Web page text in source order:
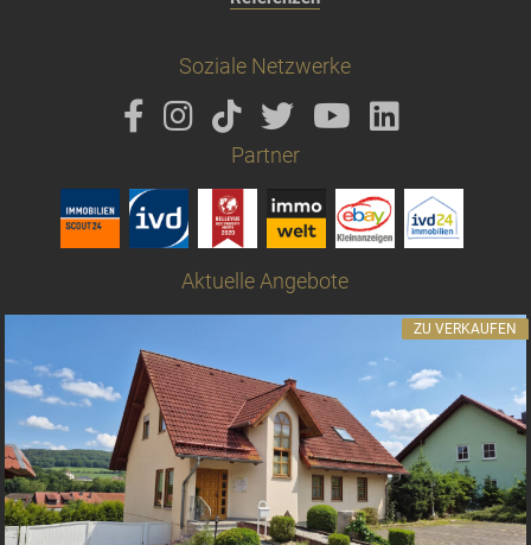
Soziale Netzwerke
Partner
Aktuelle Angebote
ZU VERKAUFEN